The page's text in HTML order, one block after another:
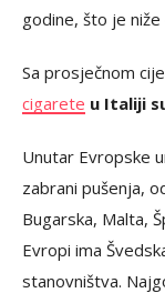
godine, što je
Sa prosječnom
cigarete u Italiji
Unutar Evropske
zabrani pušenja,
Bugarska, Malta,
Evropi ima
stanovništva.